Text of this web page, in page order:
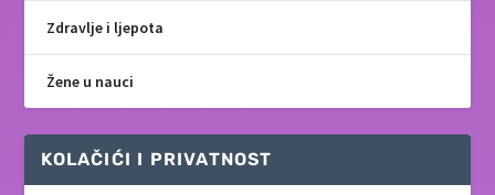
Zdravlje i ljepota
Žene u nauci
KOLAČIĆI I PRIVATNOST